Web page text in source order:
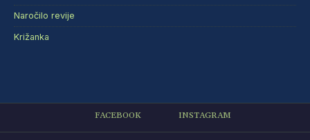
Naročilo revije
Križanka
FACEBOOK INSTAGRAM